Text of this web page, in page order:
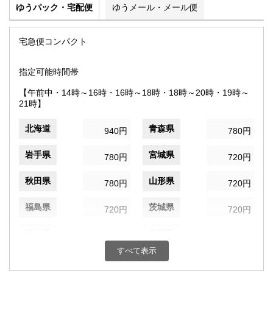
ゆうパック・宅配便 ゆうメール・メール便
宅急便コンパクト
指定可能時間帯
【午前中・14時～16時・16時～18時・18時～20時・19時～
21時】
北海道 940円 青森県 780円
岩手県 780円 宮城県 720円
秋田県 780円 山形県 720円
福島県 720円 茨城県 720円
720円 千葉県
すべて表示